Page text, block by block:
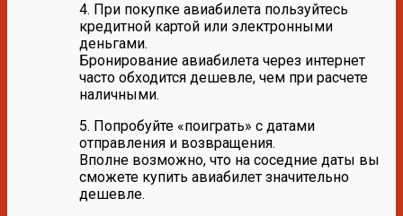
4. При покупке авиабилета пользуйтесь
кредитной картой или электронными
деньгами.
Бронирование авиабилета через интернет
часто обходится дешевле, чем при расчете
наличными.
5. Попробуйте «поиграть» с датами
отправления и возвращения.
Вполне возможно, что на соседние даты вы
сможете купить авиабилет значительно
дешевле.